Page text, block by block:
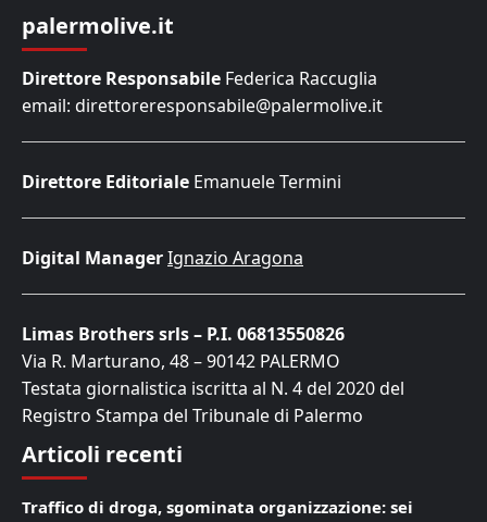
palermolive.it
Direttore Responsabile Federica Raccuglia
email: direttoreresponsabile@palermolive.it
Direttore Editoriale Emanuele Termini
Digital ManagerIgnazio Aragona
Limas Brothers srls – P.I. 06813550826
Via R. Marturano, 48 – 90142 PALERMO
Testata giornalistica iscritta al N. 4 del 2020 del
Registro Stampa del Tribunale di Palermo
Articoli recenti
Traffico di droga, sgominata organizzazione: sei